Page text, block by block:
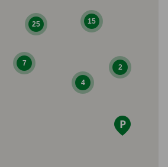
25 15
7
4
2